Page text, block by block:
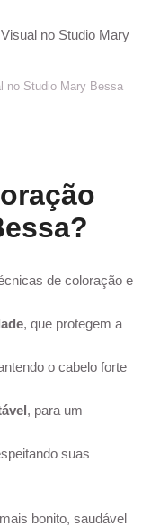
no Studio Mary Bessa
de coloração e
, que protegem a
o cabelo forte
, para um
suas
bonito, saudável